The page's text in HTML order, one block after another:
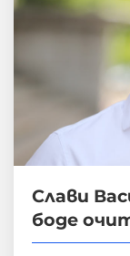
Слави
боде